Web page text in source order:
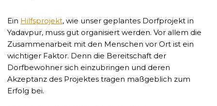
Ein Hilfsprojekt, wie unser geplantes Dorfprojekt in
Yadavpur, muss gut organisiert werden. Vor allem die
Zusammenarbeit mit den Menschen vor Ort ist ein
wichtiger Faktor. Denn die Bereitschaft der
Dorfbewohner sich einzubringen und deren
Akzeptanz des Projektes tragen maßgeblich zum
Erfolg bei.